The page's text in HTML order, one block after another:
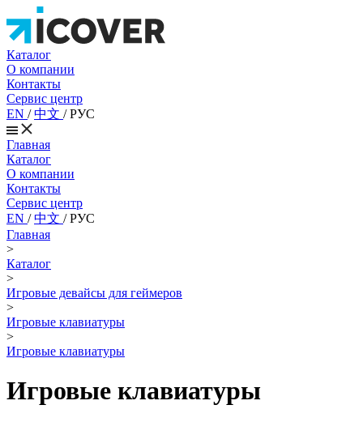
Каталог
О компании
Контакты
Сервис центр
EN /中文 /РУС
Главная
Каталог
О компании
Контакты
Сервис центр
EN /中文 /РУС
Главная
>
Каталог
>
Игровые девайсы для геймеров
>
Игровые клавиатуры
>
Игровые клавиатуры
Игровые клавиатуры